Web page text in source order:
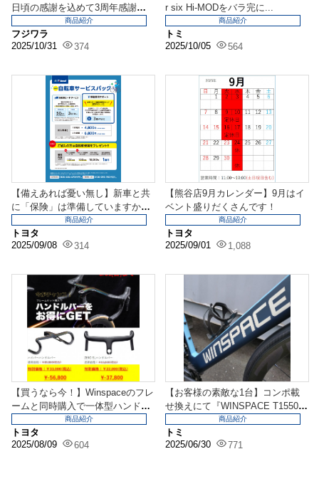
日頃の感謝を込めて3周年感謝祭
を開催いたします...
フジワラ
2025/10/31
374
商品紹介
r six Hi-MODをバラ完に...
トミ
2025/10/05
564
商品紹介
【備えあれば憂い無し】新車と共
に「保険」は準備していますか？
『アフターサポート、...
トヨタ
2025/09/08
314
商品紹介
【熊谷店9月カレンダー】9月はイ
ベント盛りだくさんです！
トヨタ
2025/09/01
1,088
商品紹介
【買うなら今！】Winspaceのフレ
ームと同時購入で一体型ハンドル
がドン引き価...
トヨタ
2025/08/09
604
商品紹介
【お客様の素敵な1台】コンポ載
せ換えにて『WINSPACE T1550
トミ
2025/06/30
771
商品紹介